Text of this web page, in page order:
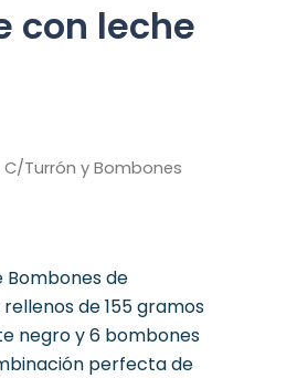
con leche
Turrón y Bombones
Bombones de
de 155 gramos
negro y 6 bombones
perfecta de